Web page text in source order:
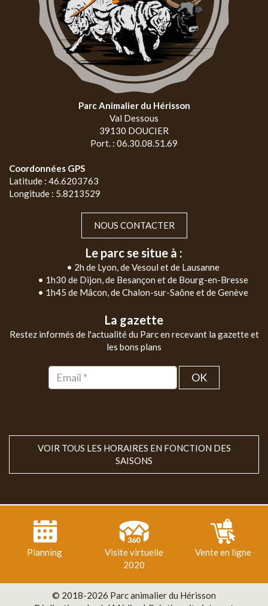
Parc Animalier du Hérisson
Val Dessous
39130 DOUCIER
Port. : 06.30.08.51.69
Coordonnées GPS
Latitude : 46.6203763
Longitude : 5.8213529
NOUS CONTACTER
Le parc se situe à :
• 2h de Lyon, de Vesoul et de Lausanne
• 1h30 de Dijon, de Besançon et de Bourg-en-Bresse
• 1h45 de Mâcon, de Chalon-sur-Saône et de Genève
La gazette
Restez informés de l'actualité du Parc en recevant la gazette et
les bons plans
OK
VOIR TOUS LES HORAIRES EN FONCTION DES
SAISONS
Planning
Visite virtuelle
2020
Vente en ligne
© 2018-2026 Parc animalier du Hérisson